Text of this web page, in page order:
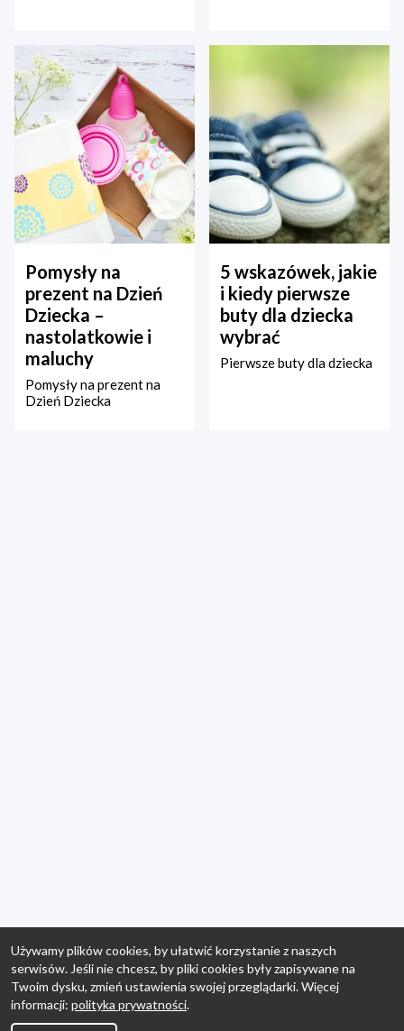
Pomysły na
prezent na Dzień
Dziecka –
nastolatkowie i
maluchy
Pomysły na prezent na
Dzień Dziecka
5 wskazówek, jakie
i kiedy pierwsze
buty dla dziecka
wybrać
Pierwsze buty dla dziecka
Używamy plików cookies, by ułatwić korzystanie z naszych
serwisów. Jeśli nie chcesz, by pliki cookies były zapisywane na
Twoim dysku, zmień ustawienia swojej przeglądarki. Więcej
informacji: polityka prywatności.